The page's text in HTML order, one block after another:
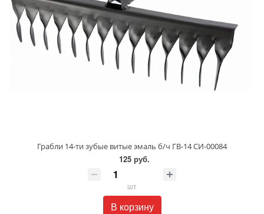
Грабли 14-ти зубые витые эмаль б/ч ГВ-14 СИ-00084
125 руб.
шт
В корзину